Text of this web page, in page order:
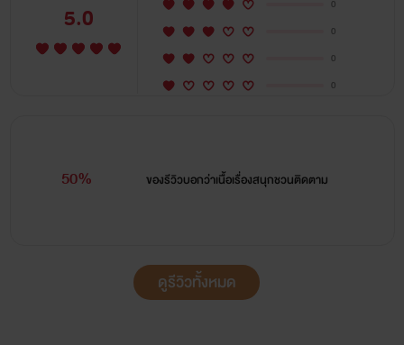
กระบวนการเชิงพาณิชย์เรียบร้อยแล้ว จึงมีความแตกต่างระหว่าง
ต้นฉบับที่เผยแพร่ให้อ่านบนเว็บไซต์ฟรี กับผู้ที่สนับสนุนอุดหนุน
ในแบบฉบับรูปเล่มและ ebook***
5.0
0
0
0
0
50% ของรีวิวบอกว่าเนื้อเรื่องสนุกชวนติดตาม
ดูรีวิวทั้งหมด